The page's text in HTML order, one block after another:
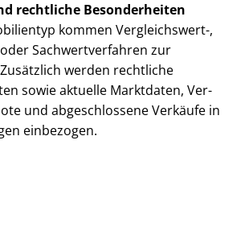
rechtliche Besonderheiten
kommen Vergleichswert-,
Sach­wert­ver­fah­ren zur
werden rechtliche
sowie aktuelle Marktdaten, Ver­
und abgeschlossene Verkäufe in
einbezogen.